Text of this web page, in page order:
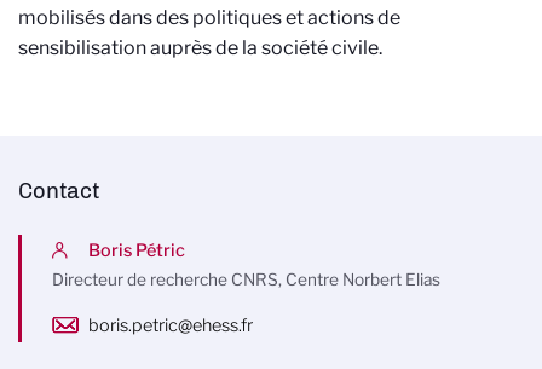
mobilisés dans des politiques et actions de
sensibilisation auprès de la société civile.
Contact
Boris Pétric
Directeur de recherche CNRS, Centre Norbert Elias
boris.petric@ehess.fr